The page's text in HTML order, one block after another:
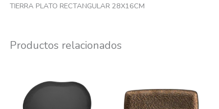
TIERRA PLATO RECTANGULAR 28X16CM
Productos relacionados